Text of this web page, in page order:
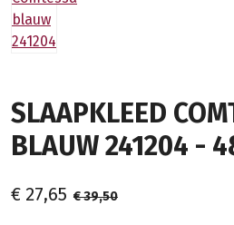
SLAAPKLEED
BLAUW 241204 -
€ 27,65 € 39,50